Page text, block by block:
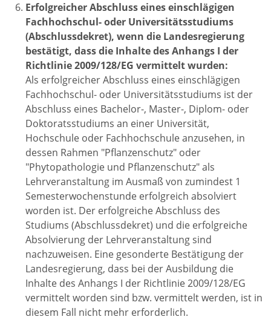
Erfolgreicher Abschluss eines einschlägigen
Fachhochschul- oder Universitätsstudiums
(Abschlussdekret), wenn die Landesregierung
bestätigt, dass die Inhalte des Anhangs I der
Richtlinie 2009/128/EG vermittelt wurden:
Als erfolgreicher Abschluss eines einschlägigen
Fachhochschul- oder Universitätsstudiums ist der
Abschluss eines Bachelor-, Master-, Diplom- oder
Doktoratsstudiums an einer Universität,
Hochschule oder Fachhochschule anzusehen, in
dessen Rahmen "Pflanzenschutz" oder
"Phytopathologie und Pflanzenschutz" als
Lehrveranstaltung im Ausmaß von zumindest 1
Semesterwochenstunde erfolgreich absolviert
worden ist. Der erfolgreiche Abschluss des
Studiums (Abschlussdekret) und die erfolgreiche
Absolvierung der Lehrveranstaltung sind
nachzuweisen. Eine gesonderte Bestätigung der
Landesregierung, dass bei der Ausbildung die
Inhalte des Anhangs I der Richtlinie 2009/128/EG
vermittelt worden sind bzw. vermittelt werden, ist in
diesem Fall nicht mehr erforderlich.